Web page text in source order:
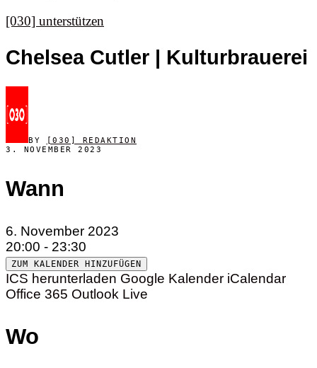
[030] unterstützen
Chelsea Cutler | Kulturbrauerei
BY
[030] REDAKTION
3. NOVEMBER 2023
Wann
6. November 2023
20:00 - 23:30
ZUM KALENDER HINZUFÜGEN
ICS herunterladen Google Kalender iCalendar
Office 365 Outlook Live
Wo